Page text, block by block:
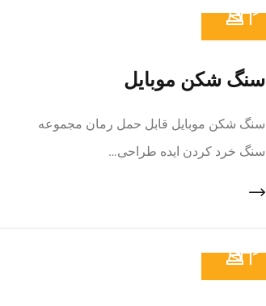
سنگ شکن موبایل
سنگ شکن موبایل قابل حمل رمان مجموعه
سنگ خرد کردن ایده طراحی…